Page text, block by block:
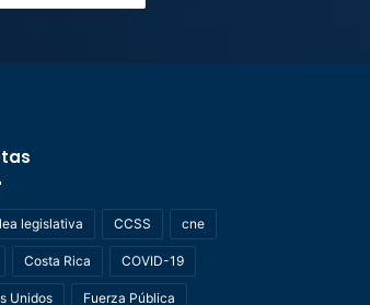
legislativa CCSS cne
Costa Rica COVID-19
Unidos Fuerza Pública